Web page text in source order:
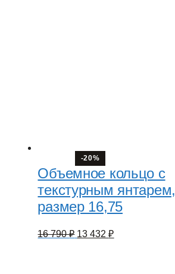
-20%
Объемное кольцо с
текстурным янтарем,
размер 16,75
16 790₽ Первоначальная
13 432₽Текущая